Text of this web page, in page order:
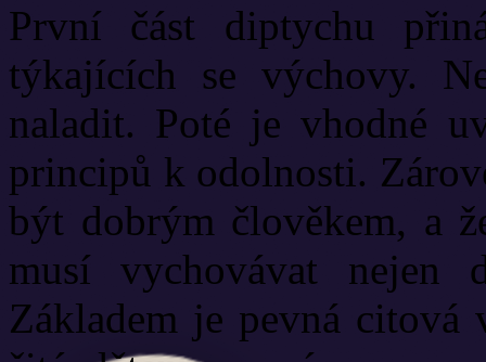
První část diptychu
týkajících se výchovy.
naladit. Poté je vhodné
principů k odolnosti.
být dobrým člověkem, a
musí vychovávat nejen
Základem je pevná